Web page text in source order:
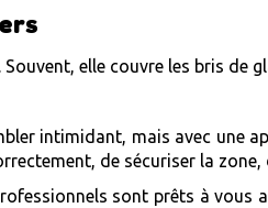
elle couvre les bris
intimidant, mais avec une
de sécuriser la
sont prêts à